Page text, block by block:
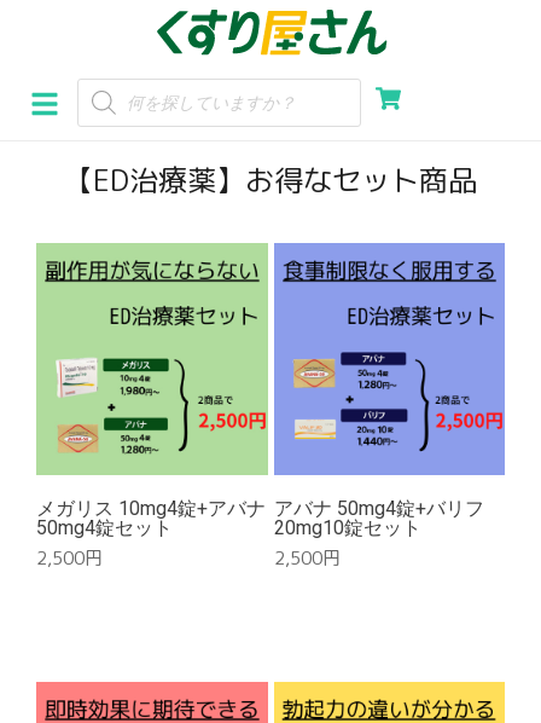
ン
テ
【ED治療薬】お得なセット商品
メガリス 10mg4錠+アバナ
50mg4錠セット
2,500円
アバナ 50mg4錠+バリフ
20mg10錠セット
2,500円